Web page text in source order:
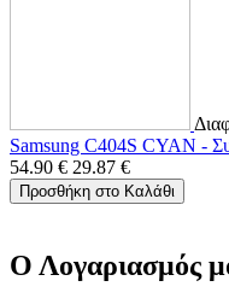
Samsung C404S CYAN -
54.90 € 29.87 €
Προσθήκη στο Καλάθι
Ο Λογαριασμός